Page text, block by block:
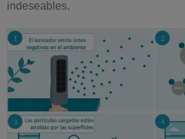
indeseables.